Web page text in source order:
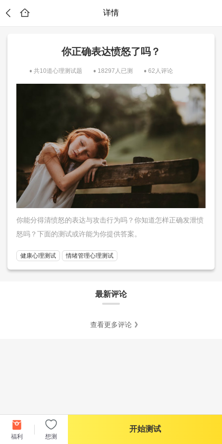
详情
你正确表达愤怒了吗？
共10道心理测试题 18297人已测 62人评论
你能分得清愤怒的表达与攻击行为吗？你知道怎样正确发泄愤
怒吗？下面的测试或许能为你提供答案。
健康心理测试 情绪管理心理测试
最新评论
查看更多评论
福利 想测
开始测试